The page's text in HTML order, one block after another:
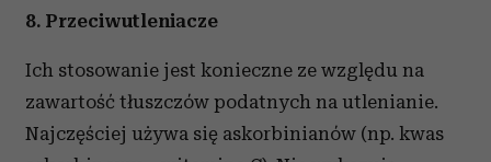
8. Przeciwutleniacze
Ich stosowanie jest konieczne ze względu na
zawartość tłuszczów podatnych na utlenianie.
Najczęściej używa się askorbinianów (np. kwas